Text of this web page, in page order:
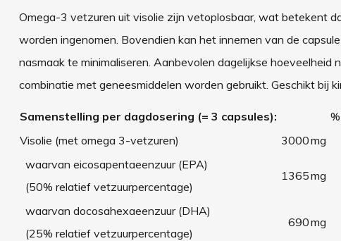
Omega-3 vetzuren uit visolie zijn vetoplosbaar, wat betekent
worden ingenomen. Bovendien kan het innemen van de
nasmaak te minimaliseren. Aanbevolen dagelijkse
combinatie met geneesmiddelen worden gebruikt. Geschikt bij
Samenstelling per dagdosering (= 3 capsules):
Visolie (met omega 3-vetzuren)
3000mg
waarvan eicosapentaeenzuur (EPA)
(50% relatief vetzuurpercentage)
1365mg
waarvan docosahexaeenzuur (DHA)
(25% relatief vetzuurpercentage)
690mg